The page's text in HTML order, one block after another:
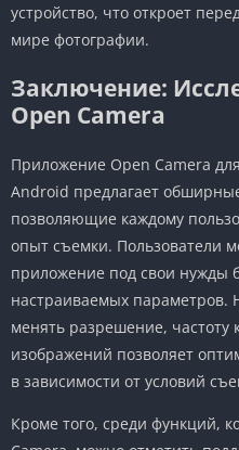
устройство, что откроет
мире фотографии.
Заключение:
Open Camera
Приложение Open Camera
Android предлагает
позволяющие каждому
опыт съемки. Пользователи
приложение под свои нужды
настраиваемых параметров.
менять разрешение,
изображений позволяет
в зависимости от условий
Кроме того, среди функций,